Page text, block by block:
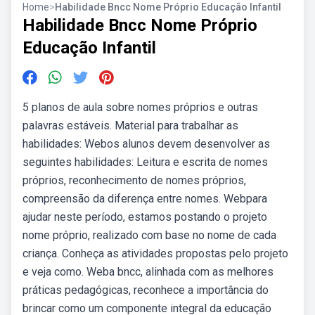
Home>Habilidade Bncc Nome Próprio Educação Infantil
Habilidade Bncc Nome Próprio
Educação Infantil
5 planos de aula sobre nomes próprios e outras
palavras estáveis. Material para trabalhar as
habilidades: Webos alunos devem desenvolver as
seguintes habilidades: Leitura e escrita de nomes
próprios, reconhecimento de nomes próprios,
compreensão da diferença entre nomes. Webpara
ajudar neste período, estamos postando o projeto
nome próprio, realizado com base no nome de cada
criança. Conheça as atividades propostas pelo projeto
e veja como. Weba bncc, alinhada com as melhores
práticas pedagógicas, reconhece a importância do
brincar como um componente integral da educação